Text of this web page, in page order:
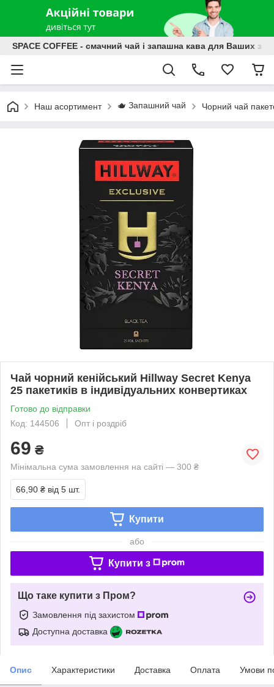
SPACE COFFEE - смачний чай і запашна кава для Ваших
Наш асортимент 🫖 Запашний чай Чорний чай
Чай чорний кенійський Hillway Secret Kenya
25 пакетиків в індивідуальних конвертиках
Готово до відправки
Код: 144506
Опт і роздріб
69 ₴
Мінімальна сума замовлення на сайті — 300 ₴
66,90 ₴ від 5 шт.
Купити
або
Купити з
Що таке купити з Пром?
Замовлення під захистом
Доступна доставка
Опис Характеристики Доставка Оплата Умови